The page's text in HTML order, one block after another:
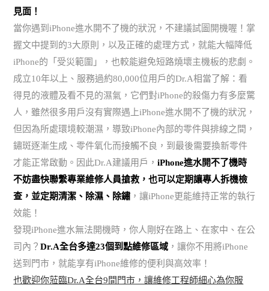
見面！
當你遇到iPhone進水開不了機的狀況，不建議試圖開機喔！掌
握文中提到的3大原則，以及正確的處理方式，就能大幅降低
iPhone的「受災範圍」，也較能避免短路燒壞主機板的悲劇。
成立10年以上、服務過約80,000位用戶的Dr.A相當了解：看
得見的液體及看不見的濕氣，它們對iPhone的殺傷力有多麼驚
人，雖然很多用戶沒有實際遇上iPhone進水開不了機的狀況，
但因為所處環境較潮濕，導致iPhone內部的零件與排線之間，
鏽斑逐漸生成、零件氧化而接觸不良，到最後需要換新零件
才能正常啟動。因此Dr.A建議用戶，iPhone進水開不了機時
不妨盡快聯繫專業維修人員搶救，也可以定期讓專人拆機檢
查，並定期清潔、除濕、除鏽 ，讓iPhone更能維持正常的執行
效能！
發現iPhone進水無法開機時，你人剛好在路上、在家中、在公
司內？Dr.A全台多達23個到點維修區域 ，讓你不用將iPhone
送到門市，就能享有iPhone維修的便利與高效率！
也歡迎你蒞臨Dr.A全台9間門市，讓維修工程師細心為你服